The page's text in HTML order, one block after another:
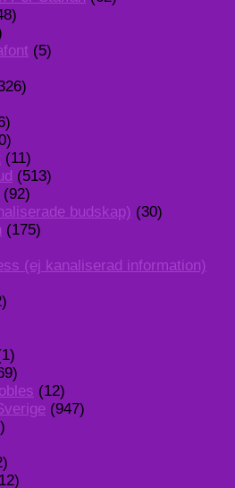
(5)
(11)
(513)
(92)
budskap) (30)
(175)
(ej kanaliserad information)
(12)
(947)